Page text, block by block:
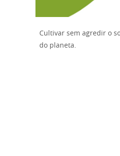
Cultivar sem agredir o
do planeta.